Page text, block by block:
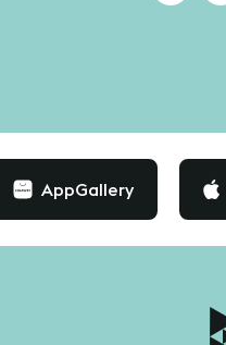
AppGallery